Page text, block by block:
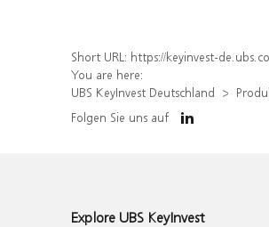
Short URL: https://keyinvest-de.ubs.com/produkt/detail/index/isin/
You are here:
UBS KeyInvest Deutschland
Folgen Sie uns auf
Explore UBS KeyInvest